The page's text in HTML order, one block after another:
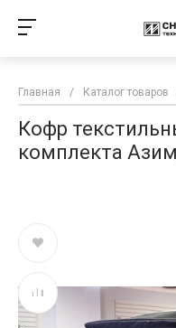
Главная / Каталог товаров
Кофр
комплекта